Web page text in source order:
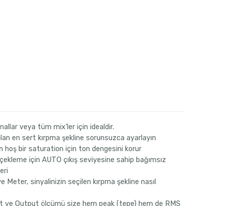
veya tüm mix’ler için idealdir.
en sert kırpma şekline sorunsuzca ayarlayın
hoş bir saturation için ton dengesini korur
için AUTO çıkış seviyesine sahip bağımsız
sinyalinizin seçilen kırpma şekline nasıl
ve Output ölçümü size hem peak (tepe) hem de RMS